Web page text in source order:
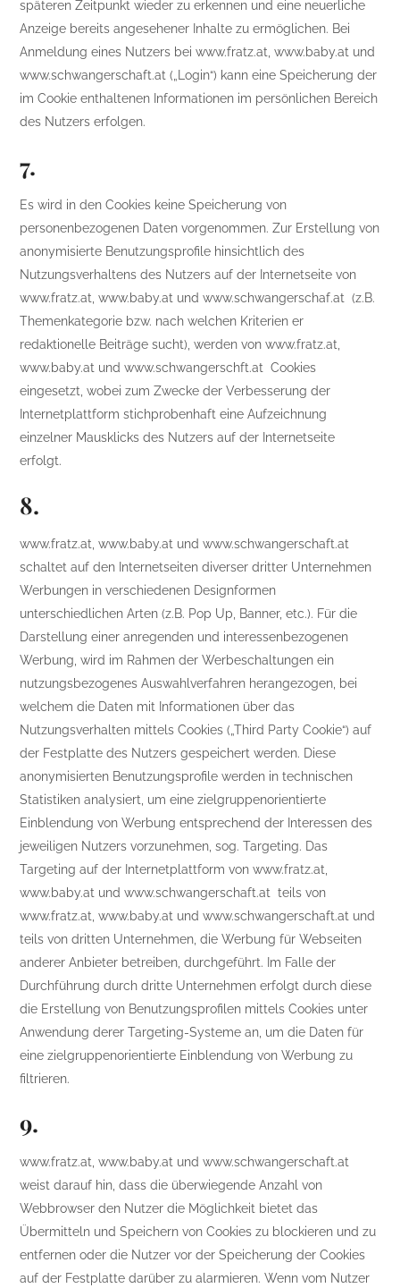
späteren Zeitpunkt wieder zu erkennen und eine neuerliche
Anzeige bereits angesehener Inhalte zu ermöglichen. Bei
Anmeldung eines Nutzers bei www.fratz.at, www.baby.at und
www.schwangerschaft.at („Login“) kann eine Speicherung der
im Cookie enthaltenen Informationen im persönlichen Bereich
des Nutzers erfolgen.
7.
Es wird in den Cookies keine Speicherung von
personenbezogenen Daten vorgenommen. Zur Erstellung von
anonymisierte Benutzungsprofile hinsichtlich des
Nutzungsverhaltens des Nutzers auf der Internetseite von
www.fratz.at, www.baby.at und www.schwangerschaf.at (z.B.
Themenkategorie bzw. nach welchen Kriterien er
redaktionelle Beiträge sucht), werden von www.fratz.at,
www.baby.at und www.schwangerschft.at Cookies
eingesetzt, wobei zum Zwecke der Verbesserung der
Internetplattform stichprobenhaft eine Aufzeichnung
einzelner Mausklicks des Nutzers auf der Internetseite
erfolgt.
8.
www.fratz.at, www.baby.at und www.schwangerschaft.at
schaltet auf den Internetseiten diverser dritter Unternehmen
Werbungen in verschiedenen Designformen
unterschiedlichen Arten (z.B. Pop Up, Banner, etc.). Für die
Darstellung einer anregenden und interessenbezogenen
Werbung, wird im Rahmen der Werbeschaltungen ein
nutzungsbezogenes Auswahlverfahren herangezogen, bei
welchem die Daten mit Informationen über das
Nutzungsverhalten mittels Cookies („Third Party Cookie“) auf
der Festplatte des Nutzers gespeichert werden. Diese
anonymisierten Benutzungsprofile werden in technischen
Statistiken analysiert, um eine zielgruppenorientierte
Einblendung von Werbung entsprechend der Interessen des
jeweiligen Nutzers vorzunehmen, sog. Targeting. Das
Targeting auf der Internetplattform von www.fratz.at,
www.baby.at und www.schwangerschaft.at teils von
www.fratz.at, www.baby.at und www.schwangerschaft.at und
teils von dritten Unternehmen, die Werbung für Webseiten
anderer Anbieter betreiben, durchgeführt. Im Falle der
Durchführung durch dritte Unternehmen erfolgt durch diese
die Erstellung von Benutzungsprofilen mittels Cookies unter
Anwendung derer Targeting-Systeme an, um die Daten für
eine zielgruppenorientierte Einblendung von Werbung zu
filtrieren.
9.
www.fratz.at, www.baby.at und www.schwangerschaft.at
weist darauf hin, dass die überwiegende Anzahl von
Webbrowser den Nutzer die Möglichkeit bietet das
Übermitteln und Speichern von Cookies zu blockieren und zu
entfernen oder die Nutzer vor der Speicherung der Cookies
auf der Festplatte darüber zu alarmieren. Wenn vom Nutzer